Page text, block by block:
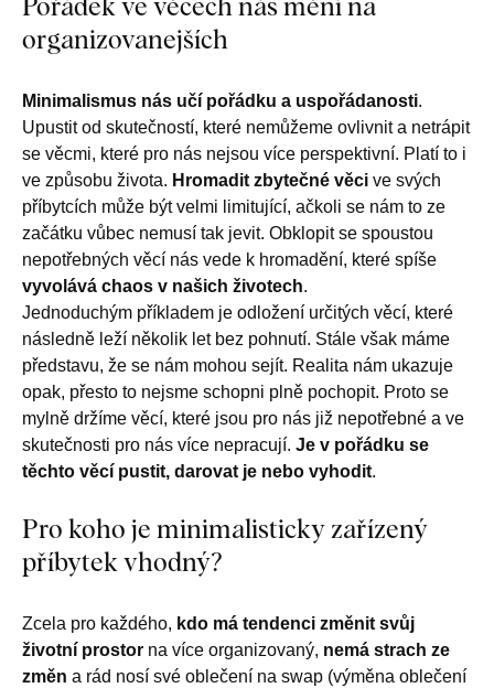
organizovanejších
Minimalismus nás učí pořádku a uspořádanosti.
Upustit od skutečností, které nemůžeme ovlivnit a netrápit
se věcmi, které pro nás nejsou více perspektivní. Platí to i
ve způsobu života. Hromadit zbytečné věci ve svých
příbytcích může být velmi limitující, ačkoli se nám to ze
začátku vůbec nemusí tak jevit. Obklopit se spoustou
nepotřebných věcí nás vede k hromadění, které spíše
vyvolává chaos v našich životech.
Jednoduchým příkladem je odložení určitých věcí, které
následně leží několik let bez pohnutí. Stále však máme
představu, že se nám mohou sejít. Realita nám ukazuje
opak, přesto to nejsme schopni plně pochopit. Proto se
mylně držíme věcí, které jsou pro nás již nepotřebné a ve
skutečnosti pro nás více nepracují. Je v pořádku se
těchto věcí pustit, darovat je nebo vyhodit.
Pro koho je minimalisticky zařízený
příbytek vhodný?
Zcela pro každého, kdo má tendenci změnit svůj
životní prostor na více organizovaný, nemá strach ze
změn a rád nosí své oblečení na swap (výměna oblečení